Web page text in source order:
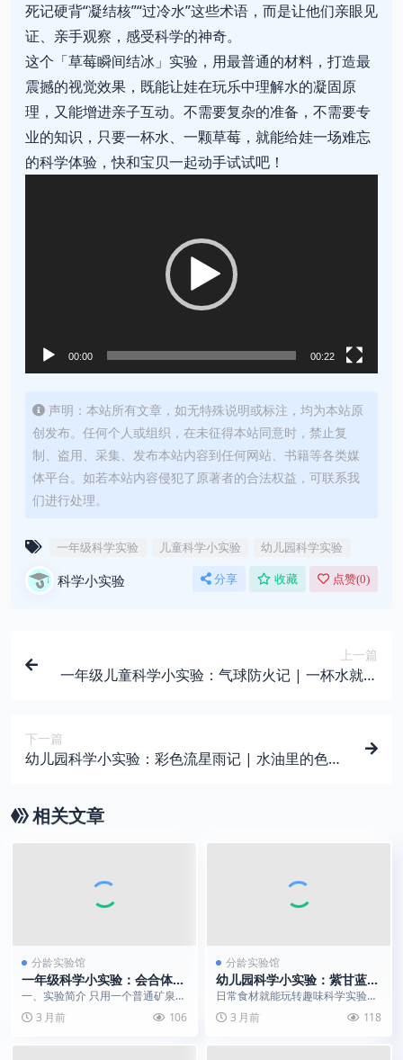
死记硬背“凝结核”“过冷水”这些术语，而是让他们亲眼见
证、亲手观察，感受科学的神奇。
这个「草莓瞬间结冰」实验，用最普通的材料，打造最
震撼的视觉效果，既能让娃在玩乐中理解水的凝固原
理，又能增进亲子互动。不需要复杂的准备，不需要专
业的知识，只要一杯水、一颗草莓，就能给娃一场难忘
的科学体验，快和宝贝一起动手试试吧！
00:00 00:22
声明：本站所有文章，如无特殊说明或标注，均为本站原
创发布。任何个人或组织，在未征得本站同意时，禁止复
制、盗用、采集、发布本站内容到任何网站、书籍等各类媒
体平台。如若本站内容侵犯了原著者的合法权益，可联系我
们进行处理。
一年级科学实验 儿童科学小实验 幼儿园科学实验
科学小实验 分享 收藏 点赞(0)
上一篇
一年级儿童科学小实验：气球防火记 | 一杯水就能
下一篇
幼儿园科学小实验：彩色流星雨记 | 水油里的色彩
相关文章
分龄实验馆
一年级科学小实验：会合体的
水流｜解锁水的表面张力魔法
一、实验简介 只用一个普通矿泉水
瓶、几根大头针，就能做出超神奇
的水流魔术。 在矿...
3 月前 106
分龄实验馆
幼儿园科学小实验：紫甘蓝变
色魔法｜花青素与酸碱反应趣
味演示
日常食材就能玩转趣味科学实验，
操作简单安全，色彩变化直观有
趣，适合幼儿园孩子探索...
3 月前 118